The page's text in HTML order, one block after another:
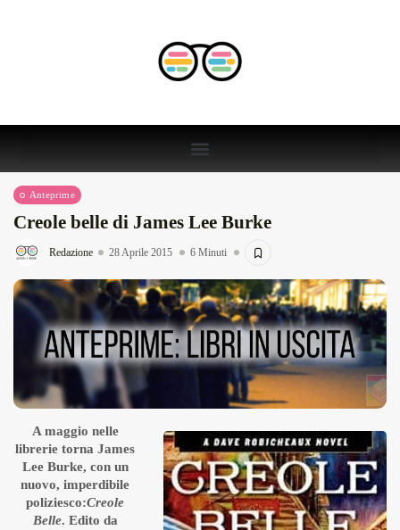
Anteprime
Creole belle di James Lee Burke
Redazione 28 Aprile 2015 6 Minuti
A maggio nelle
librerie torna James
Lee Burke, con un
nuovo, imperdibile
poliziesco:Creole
Belle. Edito da